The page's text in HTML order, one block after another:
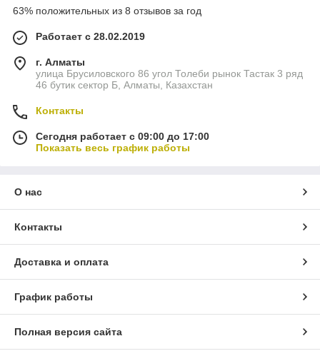
63% положительных из 8 отзывов за год
Работает с 28.02.2019
г. Алматы
улица Брусиловского 86 угол Толеби рынок Тастак 3 ряд
46 бутик сектор Б, Алматы, Казахстан
Контакты
Сегодня работает с 09:00 до 17:00
Показать весь график работы
О нас
Контакты
Доставка и оплата
График работы
Полная версия сайта